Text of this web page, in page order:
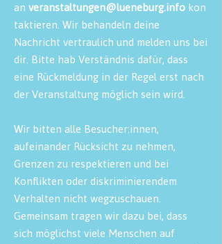
an veranstaltungen@lueneburg.info kon
taktieren. Wir behandeln deine
Nachricht vertraulich und melden uns bei
dir. Bitte hab Verständnis dafür, dass
eine Rückmeldung in der Regel erst nach
der Veranstaltung möglich sein wird.
Wir bitten alle Besucher:innen,
aufeinander Rücksicht zu nehmen,
Grenzen zu respektieren und bei
Konflikten oder diskriminierendem
Verhalten nicht wegzuschauen.
Gemeinsam tragen wir dazu bei, dass
sich möglichst viele Menschen auf